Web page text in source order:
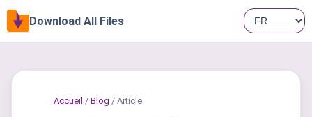
Download All Files
Accueil / Blog / Article